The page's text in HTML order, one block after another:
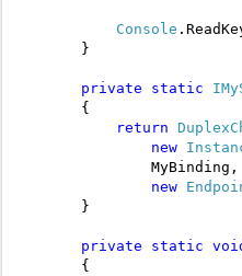
Console
}
private static
{
return
new
MyBinding,
new
}
private static
{